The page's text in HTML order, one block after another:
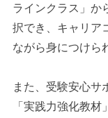
ラインクラス」か
択でき、キャリア
ながら身につけら
また、受験安心サ
「実践力強化教